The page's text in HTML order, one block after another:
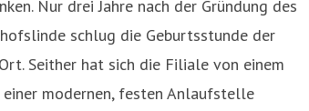
Nur drei Jahre nach der Gründung des
schlug die Geburtsstunde der
Seither hat sich die Filiale von einem
einer modernen, festen Anlaufstelle